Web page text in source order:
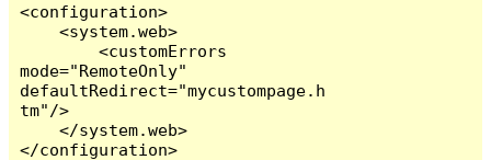
<configuration>
    <system.web>
        <customErrors
mode="RemoteOnly"
defaultRedirect="mycustompage.h
tm"/>
    </system.web>
</configuration>